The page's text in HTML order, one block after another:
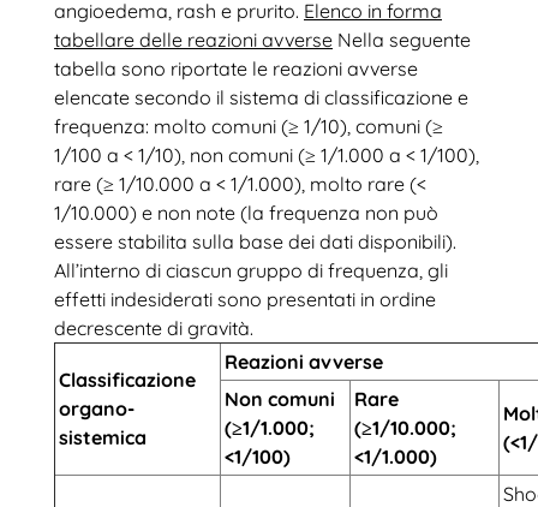
angioedema, rash e prurito. Elenco in forma
tabellare delle reazioni avverse Nella seguente
tabella sono riportate le reazioni avverse
elencate secondo il sistema di classificazione e
frequenza: molto comuni (≥ 1/10), comuni (≥
1/100 a < 1/10), non comuni (≥ 1/1.000 a < 1/100),
rare (≥ 1/10.000 a < 1/1.000), molto rare (<
1/10.000) e non note (la frequenza non può
essere stabilita sulla base dei dati disponibili).
All’interno di ciascun gruppo di frequenza, gli
effetti indesiderati sono presentati in ordine
decrescente di gravità.
Classificazione
organo-
sistemica
Reazioni avverse
Non comuni
(≥1/1.000;
<1/100)
Rare
(≥1/10.000;
<1/1.000)